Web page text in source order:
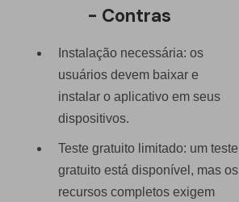
- Contras
Instalação necessária: os
usuários devem baixar e
instalar o aplicativo em seus
dispositivos.
Teste gratuito limitado: um teste
gratuito está disponível, mas os
recursos completos exigem